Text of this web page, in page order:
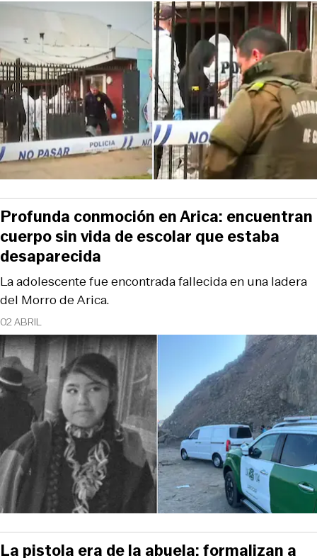
02 ABRIL
La adolescente fue encontrada fallecida en una ladera
del Morro de Arica.
Profunda conmoción en Arica: encuentran
cuerpo sin vida de escolar que estaba
desaparecida
La pistola era de la abuela: formalizan a